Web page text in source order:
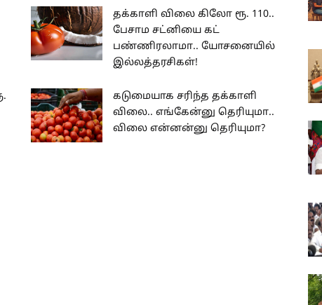
தக்காளி விலை கிலோ ரூ. 110..
பேசாம சட்னியை கட்
பண்ணிரலாமா.. யோசனையில்
இல்லத்தரசிகள்!
கடுமையாக சரிந்த தக்காளி
விலை.. எங்கேன்னு தெரியுமா..
விலை என்னன்னு தெரியுமா?